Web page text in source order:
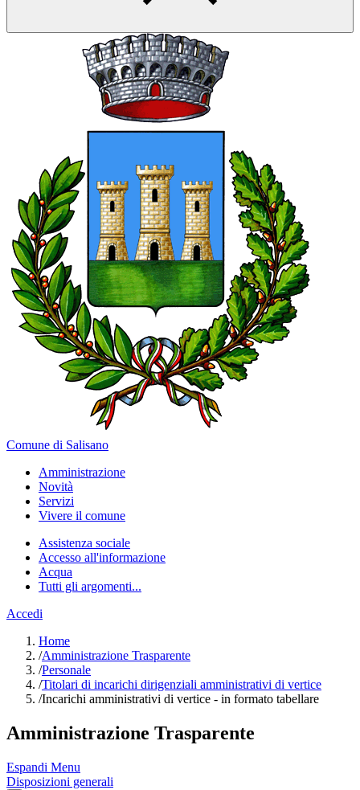
Comune di Salisano
Amministrazione
Novità
Servizi
Vivere il comune
Assistenza sociale
Accesso all'informazione
Acqua
Tutti gli argomenti...
Accedi
Home
/Amministrazione Trasparente
/Personale
/Titolari di incarichi dirigenziali amministrativi di vertice
/Incarichi amministrativi di vertice - in formato tabellare
Amministrazione Trasparente
Espandi Menu
Disposizioni generali